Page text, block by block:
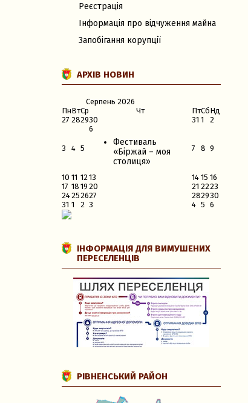
Реєстрація
Інформація про відчуження майна
Запобігання корупції
АРХІВ НОВИН
Серпень 2026
ПнВтСр Чт ПтСбНд
27 282930 31 1 2
3 4 5
6
Фестиваль
«Біржай – моя
столиця»
7 8 9
10 11 1213 14 15 16
17 18 19 20 21 2223
24252627 282930
31 1 2 3 4 5 6
ІНФОРМАЦІЯ ДЛЯ ВИМУШЕНИХ
ПЕРЕСЕЛЕНЦІВ
РІВНЕНСЬКИЙ РАЙОН